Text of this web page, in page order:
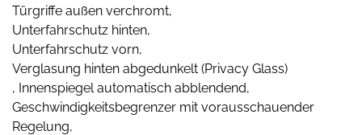
Türgriffe außen verchromt,
Unterfahrschutz hinten,
Unterfahrschutz vorn,
Verglasung hinten abgedunkelt (Privacy Glass)
, Innenspiegel automatisch abblendend,
Geschwindigkeitsbegrenzer mit vorausschauender
Regelung,